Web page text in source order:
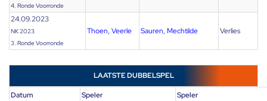
4. Ronde Voorronde
24.09.2023
NK 2023
3. Ronde Voorronde
Thoen, Veerle Sauren, Mechtilde Verlies
LAATSTE DUBBELSPEL
Datum Speler
Speler